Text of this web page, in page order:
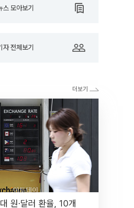
스 모아보기
자 전체보기
원·달러 환율, 10개